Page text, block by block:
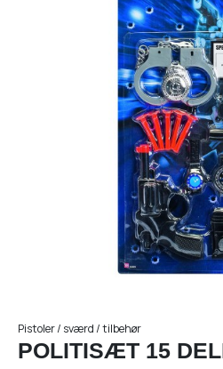
Pistoler / sværd / tilbehør
POLITISÆT 15